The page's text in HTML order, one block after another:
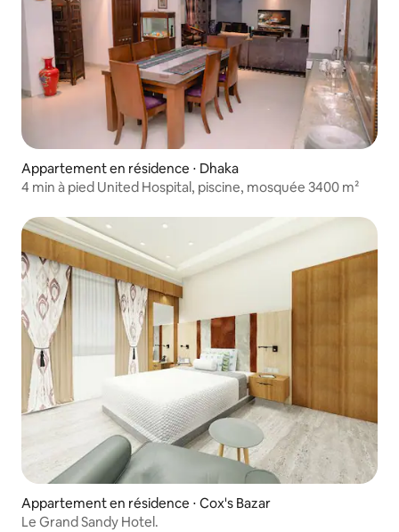
Appartement en résidence ⋅ Dhaka
4 min à pied United Hospital, piscine, mosquée 3400 m²
Appartement en résidence ⋅ Cox's Bazar
Le Grand Sandy Hotel.